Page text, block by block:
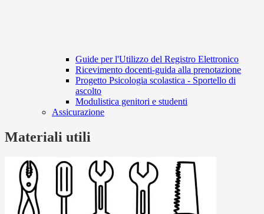
Guide per l'Utilizzo del Registro Elettronico
Ricevimento docenti-guida alla prenotazione
Progetto Psicologia scolastica - Sportello di
ascolto
Modulistica genitori e studenti
Assicurazione
Materiali utili